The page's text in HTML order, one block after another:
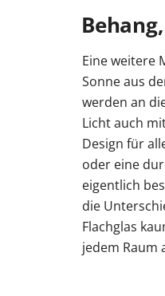
Eine weitere
Sonne aus
werden an
Licht auch
Design für
oder eine
eigentlich
die
Flachglas
jedem Raum